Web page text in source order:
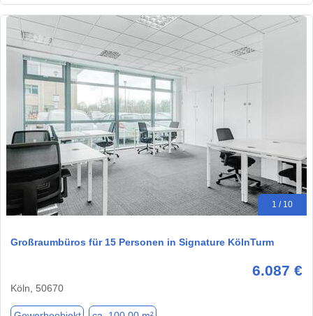
1 / 10
Großraumbüros für 15 Personen in Signature KölnTurm
6.087 €
Köln, 50670